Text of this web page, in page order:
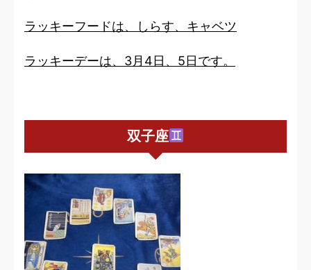
ラッキーフードは、しらす、キャベツ
ラッキーデーは、3月4日、5日です。
双子座